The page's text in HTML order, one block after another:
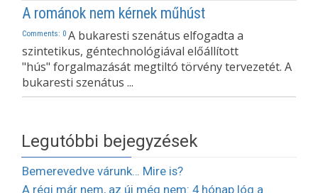
A románok nem kérnek műhúst
Comments: 0 A bukaresti szenátus elfogadta a
szintetikus, géntechnológiával előállított
"hús" forgalmazását megtiltó törvény tervezetét. A
bukaresti szenátus ...
Legutóbbi bejegyzések
Bemerevedve várunk… Mire is?
A régi már nem, az új még nem: 4 hónap lóg a